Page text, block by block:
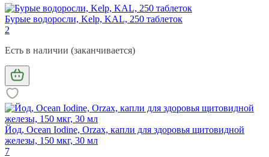
Бурые водоросли, Kelp, KAL, 250 таблеток
2
Есть в наличии (заканчивается)
Йод, Ocean Iodine, Orzax, капли для здоровья щитовидной
железы, 150 мкг, 30 мл
7